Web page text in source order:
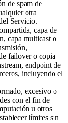
de spam de
otra
Servicio.
capa de
capa multicast o
failover o copia
endpoint de
incluyendo el
excesivo o
con el fin de
u otros
límites sin